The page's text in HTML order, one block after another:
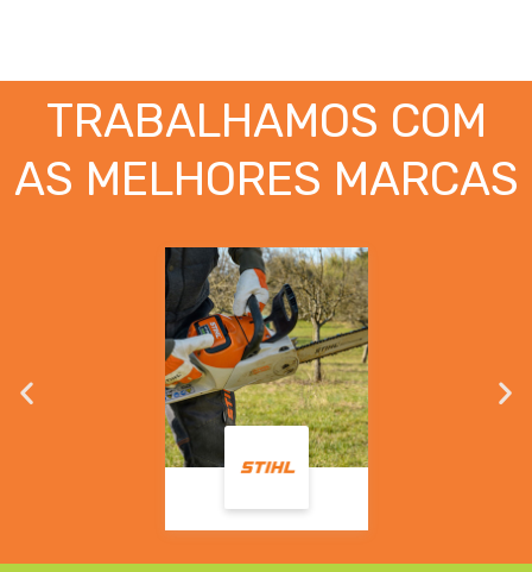
TRABALHAMOS COM
AS MELHORES MARCAS